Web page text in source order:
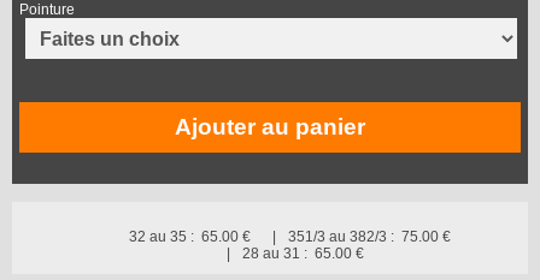
Pointure
Ajouter au panier
32 au 35 : 65.00 € 351/3 au 382/3 : 75.00 €
28 au 31 : 65.00 €